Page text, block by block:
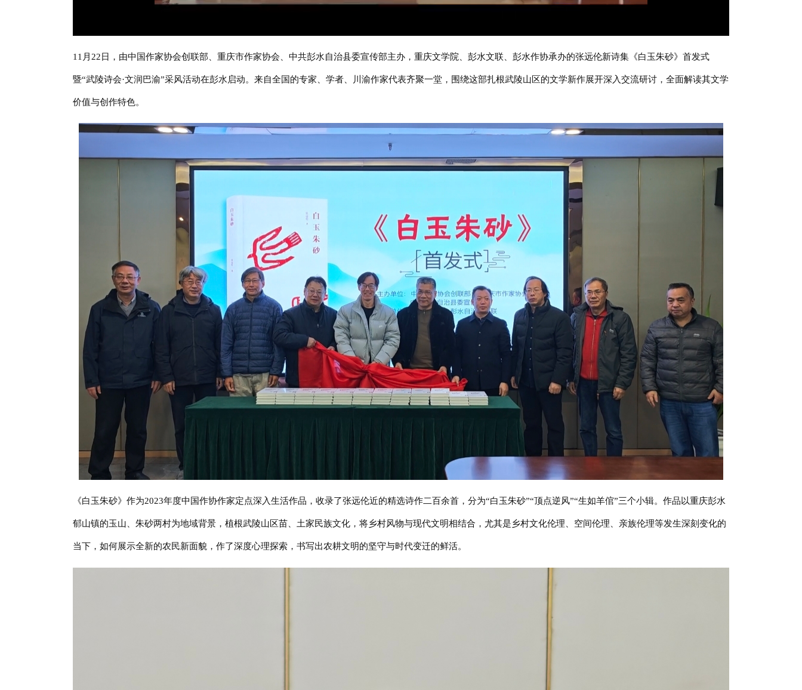
11月22日，由中国作家协会创联部、重庆市作家协会、中共彭水自治县委宣传部主办，重庆文学院、彭水文联、彭水作协承办的张远伦新诗集《白玉朱砂》首发式
暨“武陵诗会·文润巴渝”采风活动在彭水启动。来自全国的专家、学者、川渝作家代表齐聚一堂，围绕这部扎根武陵山区的文学新作展开深入交流研讨，全面解读其文学
价值与创作特色。
《白玉朱砂》作为2023年度中国作协作家定点深入生活作品，收录了张远伦近的精选诗作二百余首，分为“白玉朱砂”“顶点逆风”“生如羊倌”三个小辑。作品以重庆彭水
郁山镇的玉山、朱砂两村为地域背景，植根武陵山区苗、土家民族文化，将乡村风物与现代文明相结合，尤其是乡村文化伦理、空间伦理、亲族伦理等发生深刻变化的
当下，如何展示全新的农民新面貌，作了深度心理探索，书写出农耕文明的坚守与时代变迁的鲜活。